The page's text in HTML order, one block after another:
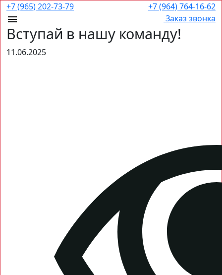
+7 (965) 202-73-79
+7 (964) 764-16-62
Заказ звонка
Вступай в нашу команду!
11.06.2025